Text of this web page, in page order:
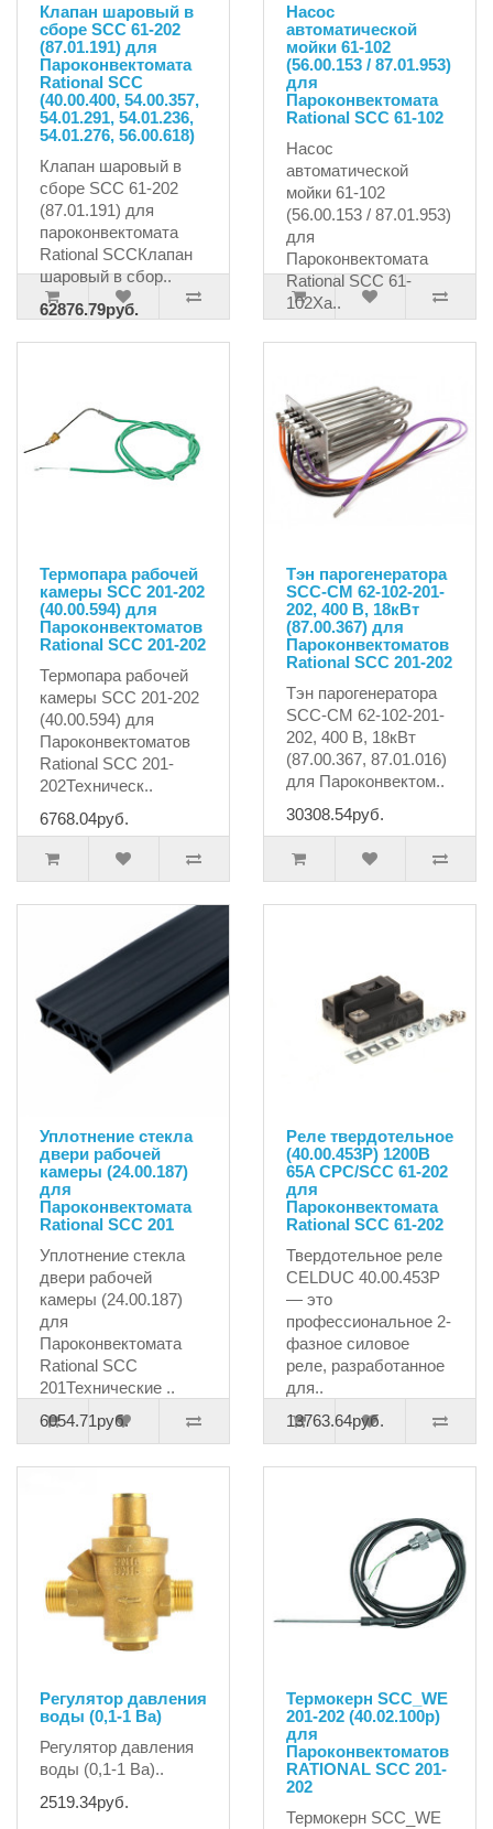
Клапан шаровый в
сборе SCC 61-202
(87.01.191) для
Пароконвектомата
Rational SCC
(40.00.400, 54.00.357,
54.01.291, 54.01.236,
54.01.276, 56.00.618)
Клапан шаровый в
сборе SCC 61-202
(87.01.191) для
пароконвектомата
Rational SCCКлапан
шаровый в сбор..
62876.79руб.
Насос
автоматической
мойки 61-102
(56.00.153 / 87.01.953)
для
Пароконвектомата
Rational SCC 61-102
Насос
автоматической
мойки 61-102
(56.00.153 / 87.01.953)
для
Пароконвектомата
Rational SCC 61-
102Ха..
Термопара рабочей
камеры SCC 201-202
(40.00.594) для
Пароконвектоматов
Rational SCC 201-202
Термопара рабочей
камеры SCC 201-202
(40.00.594) для
Пароконвектоматов
Rational SCC 201-
202Техническ..
6768.04руб.
Тэн парогенератора
SCC-CM 62-102-201-
202, 400 В, 18кВт
(87.00.367) для
Пароконвектоматов
Rational SCC 201-202
Тэн парогенератора
SCC-CM 62-102-201-
202, 400 В, 18кВт
(87.00.367, 87.01.016)
для Пароконвектом..
30308.54руб.
Уплотнение стекла
двери рабочей
камеры (24.00.187)
для
Пароконвектомата
Rational SCC 201
Уплотнение стекла
двери рабочей
камеры (24.00.187)
для
Пароконвектомата
Rational SCC
201Технические ..
6054.71руб.
Реле твердотельное
(40.00.453P) 1200B
65A CPC/SCC 61-202
для
Пароконвектомата
Rational SCC 61-202
Твердотельное реле
CELDUC 40.00.453P
— это
профессиональное 2-
фазное силовое
реле, разработанное
для..
13763.64руб.
Регулятор давления
воды (0,1-1 Ba)
Регулятор давления
воды (0,1-1 Ba)..
2519.34руб.
Термокерн SCC_WE
201-202 (40.02.100p)
для
Пароконвектоматов
RATIONAL SCC 201-
202
Термокерн SCC_WE